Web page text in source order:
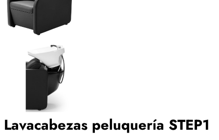
Lavacabezas peluquería STEP1